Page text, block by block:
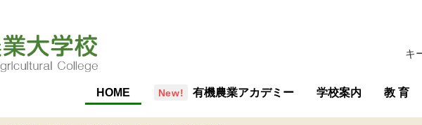
キ
HOME 有機農業アカデミー 学校案内 教 育